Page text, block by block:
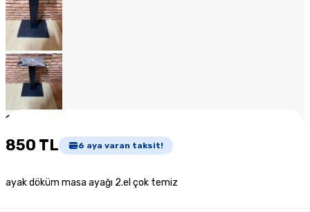
1
850 TL 6 aya varan taksit!
ayak döküm masa ayağı 2.el çok temiz